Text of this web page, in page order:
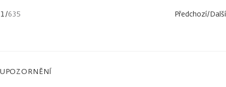
1/635 Předchozí/Další
UPOZORNĚNÍ